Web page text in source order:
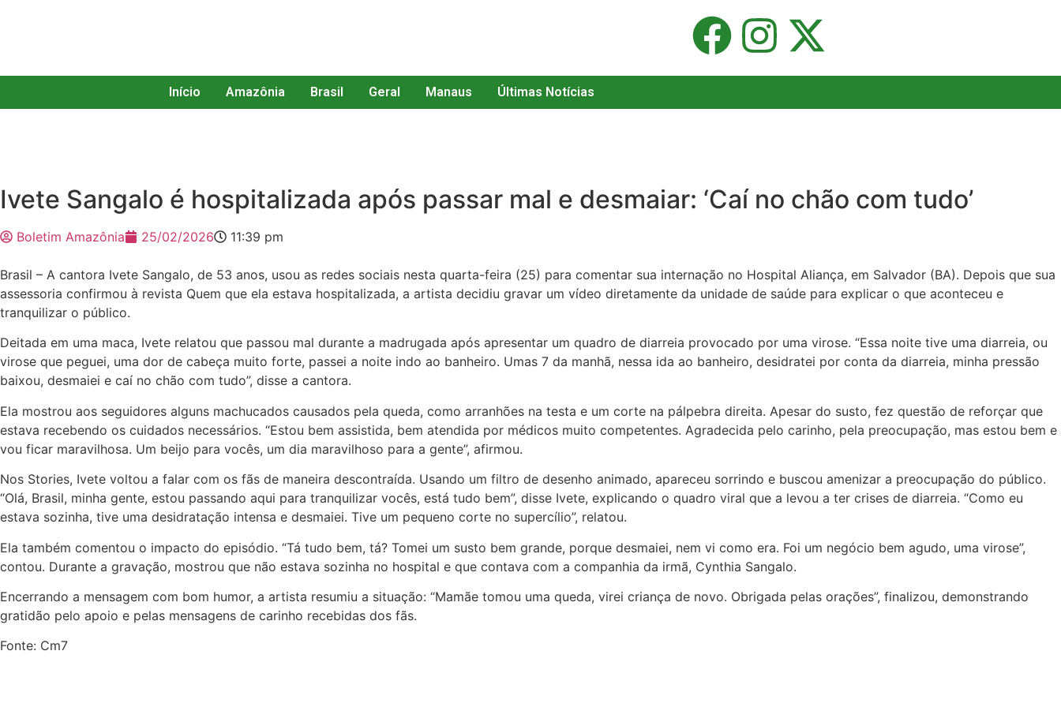
Início Amazônia Brasil Geral Manaus Últimas Notícias
Ivete Sangalo é hospitalizada após passar mal e desmaiar: ‘Caí no chão com tudo’
Boletim Amazônia 25/02/2026 11:39 pm
Brasil – A cantora Ivete Sangalo, de 53 anos, usou as redes sociais nesta quarta-feira (25) para comentar sua internação no Hospital Aliança, em Salvador (BA). Depois que sua
assessoria confirmou à revista Quem que ela estava hospitalizada, a artista decidiu gravar um vídeo diretamente da unidade de saúde para explicar o que aconteceu e
tranquilizar o público.
Deitada em uma maca, Ivete relatou que passou mal durante a madrugada após apresentar um quadro de diarreia provocado por uma virose. “Essa noite tive uma diarreia, ou
virose que peguei, uma dor de cabeça muito forte, passei a noite indo ao banheiro. Umas 7 da manhã, nessa ida ao banheiro, desidratei por conta da diarreia, minha pressão
baixou, desmaiei e caí no chão com tudo”, disse a cantora.
Ela mostrou aos seguidores alguns machucados causados pela queda, como arranhões na testa e um corte na pálpebra direita. Apesar do susto, fez questão de reforçar que
estava recebendo os cuidados necessários. “Estou bem assistida, bem atendida por médicos muito competentes. Agradecida pelo carinho, pela preocupação, mas estou bem e
vou ficar maravilhosa. Um beijo para vocês, um dia maravilhoso para a gente”, afirmou.
Nos Stories, Ivete voltou a falar com os fãs de maneira descontraída. Usando um filtro de desenho animado, apareceu sorrindo e buscou amenizar a preocupação do público.
“Olá, Brasil, minha gente, estou passando aqui para tranquilizar vocês, está tudo bem”, disse Ivete, explicando o quadro viral que a levou a ter crises de diarreia. “Como eu
estava sozinha, tive uma desidratação intensa e desmaiei. Tive um pequeno corte no supercílio”, relatou.
Ela também comentou o impacto do episódio. “Tá tudo bem, tá? Tomei um susto bem grande, porque desmaiei, nem vi como era. Foi um negócio bem agudo, uma virose”,
contou. Durante a gravação, mostrou que não estava sozinha no hospital e que contava com a companhia da irmã, Cynthia Sangalo.
Encerrando a mensagem com bom humor, a artista resumiu a situação: “Mamãe tomou uma queda, virei criança de novo. Obrigada pelas orações”, finalizou, demonstrando
gratidão pelo apoio e pelas mensagens de carinho recebidas dos fãs.
Fonte: Cm7